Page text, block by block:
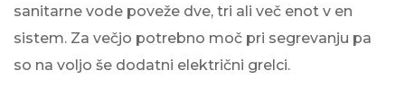
sanitarne vode poveže dve, tri ali več enot v en
sistem. Za večjo potrebno moč pri segrevanju pa
so na voljo še dodatni električni grelci.